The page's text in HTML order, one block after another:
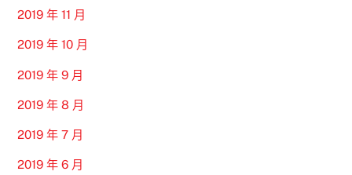
2019 年 11 月
2019 年 10 月
2019 年 9 月
2019 年 8 月
2019 年 7 月
2019 年 6 月